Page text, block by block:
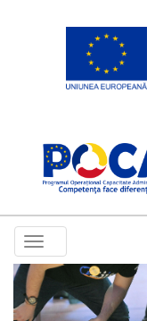
Toggle
navigation